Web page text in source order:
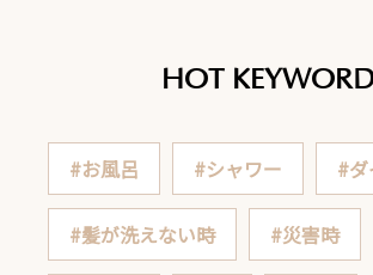
HOT
#お風呂 #シャワー #ダ
#髪が洗えない時 #災害時